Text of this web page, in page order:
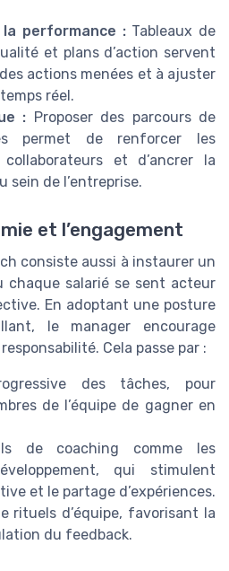
performance :Tableaux de
et plans d’action servent
actions menées et à ajuster
réel.
: Proposer des parcours de
permet de renforcer les
et d’ancrer la
sein de l’entreprise.
et l’engagement
consiste aussi à instaurer un
chaque salarié se sent acteur
En adoptant une posture
le manager encourage
Cela passe par :
des tâches, pour
de l’équipe de gagner en
de coaching comme les
qui stimulent
et le partage d’expériences.
rituels d’équipe, favorisant la
du feedback.